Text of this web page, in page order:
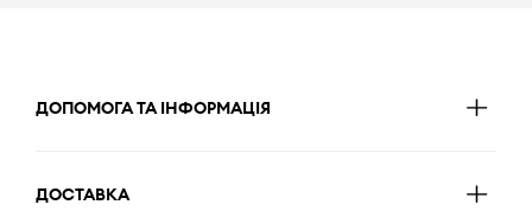
ДОПОМОГА ТА ІНФОРМАЦІЯ
ДОСТАВКА